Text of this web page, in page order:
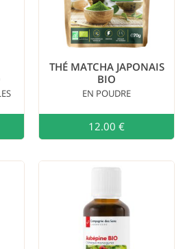
Ajouter au
THÉ MATCHA JAPONAIS
BIO
EN POUDRE
12.00 €